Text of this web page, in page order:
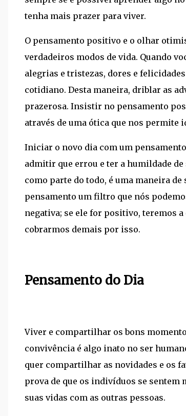
tenha mais prazer para viver.
O pensamento positivo e o olhar
verdadeiros modos de vida. Quando
alegrias e tristezas, dores e
cotidiano. Desta maneira, driblar as
prazerosa. Insistir no pensamento
através de uma ótica que nos
Iniciar o novo dia com um
admitir que errou e ter a humildade
como parte do todo, é uma maneira
pensamento um filtro que nós
negativa; se ele for positivo, teremos
cobrarmos demais por isso.
Pensamento do Dia
Viver e compartilhar os bons
convivência é algo inato no ser
quer compartilhar as novidades e os
prova de que os indivíduos se
suas vidas com as outras pessoas.